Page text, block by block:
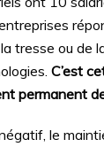
tresse ou de
C’est
permanent
le